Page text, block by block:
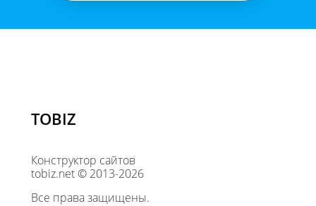
TOBIZ
Конструктор сайтов
tobiz.net © 2013-2026
Все права защищены.